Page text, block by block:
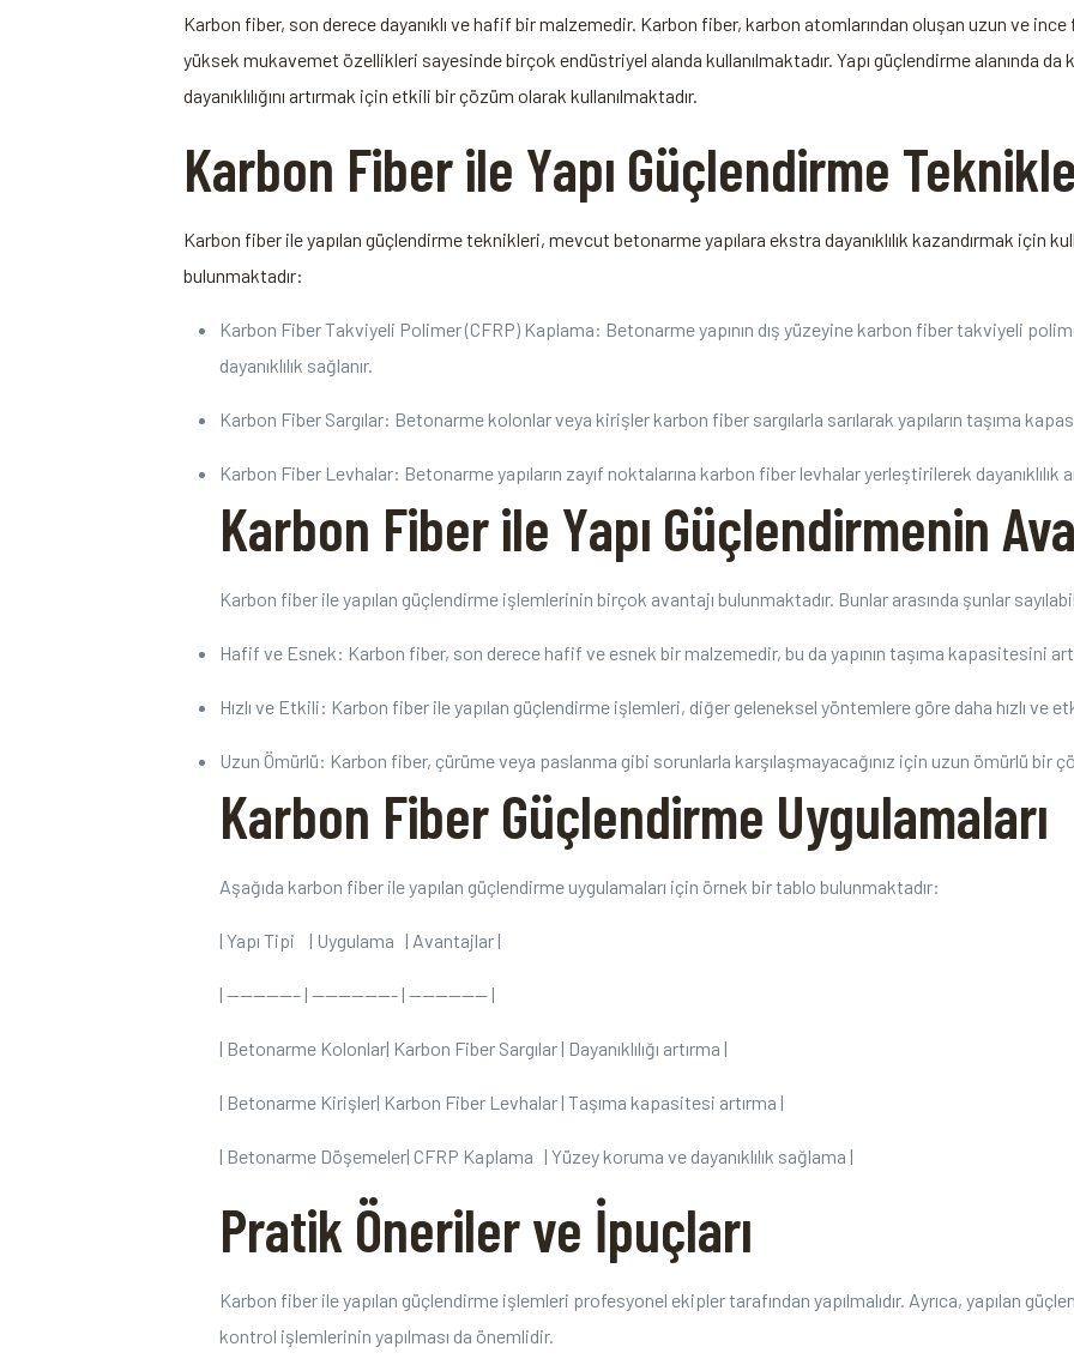
Karbon fiber, son derece dayanıklı ve hafif bir malzemedir. Karbon fiber, karbon atomlarından oluşan uzun ve ince
yüksek ⁢mukavemet özellikleri sayesinde birçok endüstriyel alanda kullanılmaktadır. Yapı güçlendirme alanında da
dayanıklılığını ‍artırmak için etkili bir çözüm olarak kullanılmaktadır.
Karbon Fiber ile Yapı Güçlendirme
Karbon ‍fiber ile ⁢yapılan güçlendirme teknikleri, mevcut betonarme yapılara ekstra dayanıklılık kazandırmak için
bulunmaktadır:
Karbon Fiber Takviyeli Polimer (CFRP)⁢ Kaplama:‌ Betonarme yapının dış yüzeyine karbon fiber takviyeli
dayanıklılık sağlanır.
Karbon Fiber Sargılar: Betonarme kolonlar veya kirişler karbon fiber sargılarla sarılarak yapıların taşıma
Karbon ⁣Fiber Levhalar: Betonarme ‌yapıların zayıf noktalarına karbon fiber levhalar yerleştirilerek dayanıklılık
Karbon​ Fiber ile Yapı Güçlendirmenin
Karbon⁣ fiber ile ​yapılan‍ güçlendirme işlemlerinin birçok avantajı bulunmaktadır. Bunlar ‍arasında şunlar
Hafif ve Esnek:⁢ Karbon fiber, ⁢son derece hafif ve esnek ⁣bir malzemedir, bu da yapının taşıma kapasitesini
Hızlı ve​ Etkili: Karbon fiber ​ile⁢ yapılan güçlendirme işlemleri, diğer geleneksel yöntemlere göre daha hızlı ve
Uzun ‌Ömürlü: ‌Karbon fiber, ⁣çürüme veya paslanma gibi sorunlarla karşılaşmayacağınız⁢ için uzun ömürlü bir⁤
Karbon Fiber ⁣Güçlendirme Uygulamaları
Aşağıda‌ karbon fiber ile ⁢yapılan güçlendirme‍ uygulamaları için örnek bir ⁣tablo bulunmaktadır:
| Yapı Tipi ⁣ ​ ‍ | Uygulama ⁢ ⁢ | Avantajlar ⁤|
| —————– | ——————- | —————— |
| Betonarme Kolonlar| Karbon Fiber Sargılar | Dayanıklılığı artırma |
| Betonarme Kirişler|‌ Karbon Fiber Levhalar | ‌Taşıma kapasitesi artırma⁤ |
| Betonarme ⁢Döşemeler| CFRP ‌Kaplama ⁤ ⁢ | Yüzey koruma ve dayanıklılık sağlama |
Pratik Öneriler ve İpuçları
Karbon fiber‌ ile⁣ yapılan‌ güçlendirme işlemleri profesyonel ekipler‌ tarafından yapılmalıdır.⁣ Ayrıca, yapılan
‌kontrol işlemlerinin ​yapılması da önemlidir.